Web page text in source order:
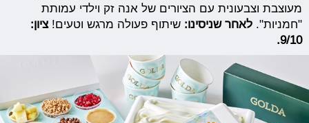
מעוצבת וצבעונית עם הציורים של אנה זק וילדי עמותת
"חמניות". לאחר שניסינו: שיתוף פעולה מרגש וטעים! ציון:
9/10.